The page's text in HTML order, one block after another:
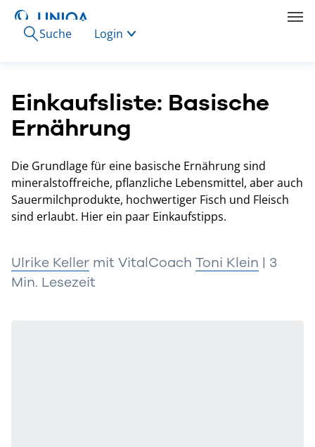
Suche Login
Einkaufsliste: Basische
Ernährung
Die Grundlage für eine basische Ernährung sind
mineralstoffreiche, pflanzliche Lebensmittel, aber auch
Sauermilchprodukte, hochwertiger Fisch und Fleisch
sind erlaubt. Hier ein paar Einkaufstipps.
Ulrike Keller mit VitalCoach Toni Klein | 3
Min. Lesezeit